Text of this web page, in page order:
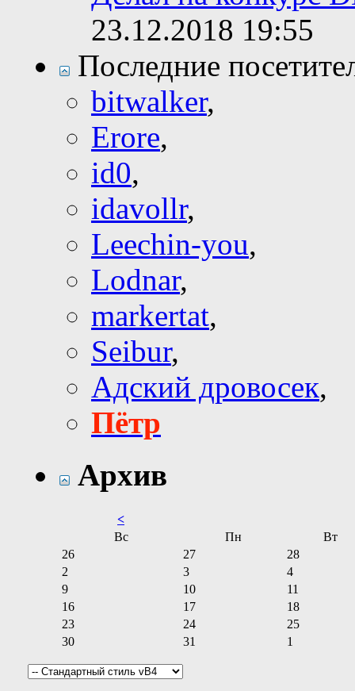
23.12.2018 19:55
Последние
bitwalker,
Erore,
id0,
idavollr,
Leechin-you,
Lodnar,
markertat,
Seibur,
Адский дровосек,
Пётр
Архив
<
Вс
Пн
Вт
26
27
28
2
3
4
9
10
11
16
17
18
23
24
25
30
31 1